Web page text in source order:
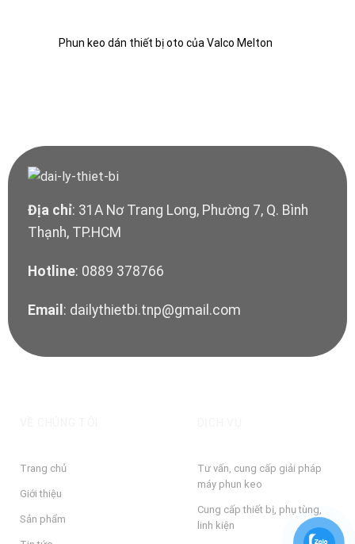
Phun keo dán thiết bị oto của Valco Melton
Địa chỉ: 31A Nơ Trang Long, Phường 7, Q. Bình
Thạnh, TP.HCM
Hotline: 0889 378766
Email : dailythietbi.tnp@gmail.com
Trang chủ
Giới thiệu
Sản phẩm
Tư vấn, cung cấp giải pháp
máy phun keo
Cung cấp thiết bị, phụ tùng,
linh kiện